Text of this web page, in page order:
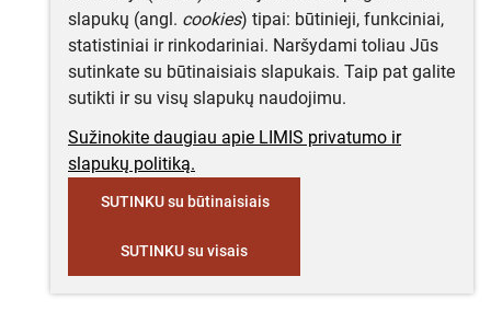
slapukų (angl. cookies) tipai: būtinieji, funkciniai,
statistiniai ir rinkodariniai. Naršydami toliau Jūs
sutinkate su būtinaisiais slapukais. Taip pat galite
sutikti ir su visų slapukų naudojimu.
Sužinokite daugiau apie LIMIS privatumo ir
slapukų politiką.
SUTINKU su būtinaisiais
SUTINKU su visais